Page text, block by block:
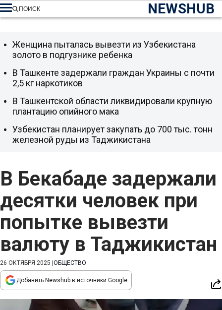
NEWSHUB
ПОИСК
В Бекабаде задержали
десятки человек при
попытке вывезти
валюту в Таджикистан
26 ОКТЯБРЯ 2025 ОБЩЕСТВО
Добавить Newshub в источники Google
Женщина пыталась вывезти из Узбекистана
золото в подгузнике ребенка
В Ташкенте задержали граждан Украины с почти
2,5 кг наркотиков
В Ташкентской области ликвидировали крупную
плантацию опийного мака
Узбекистан планирует закупать до 700 тыс. тонн
железной руды из Таджикистана